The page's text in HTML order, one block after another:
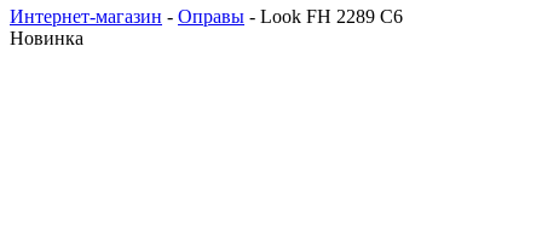
Интернет-магазин - Оправы - Look FH 2289 C6
Новинка